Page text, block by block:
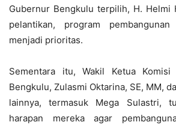
Gubernur Bengkulu terpilih, H. Helmi
pelantikan, program
menjadi prioritas.
Sementara itu, Wakil Ketua
Bengkulu, Zulasmi Oktarina, SE, MM,
lainnya, termasuk Mega Sulastri,
harapan mereka agar